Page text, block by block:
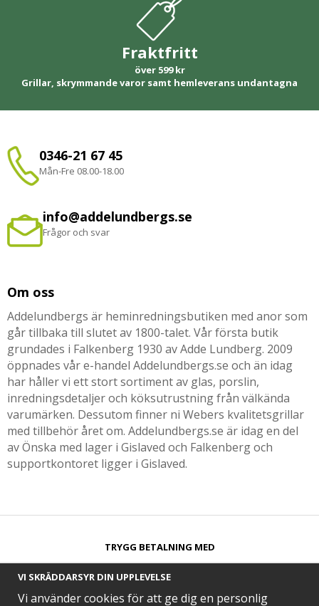
Fraktfritt
över 599 kr
Grillar, skrymmande varor samt hemleverans undantagna
0346-21 67 45
Mån-Fre 08.00-18.00
info@addelundbergs.se
Frågor och svar
Om oss
Addelundbergs är heminredningsbutiken med anor som
går tillbaka till slutet av 1800-talet. Vår första butik
grundades i Falkenberg 1930 av Adde Lundberg. 2009
öppnades vår e-handel Addelundbergs.se och än idag
har håller vi ett stort sortiment av glas, porslin,
inredningsdetaljer och köksutrustning från välkända
varumärken. Dessutom finner ni Webers kvalitetsgrillar
med tillbehör året om. Addelundbergs.se är idag en del
av Önska med lager i Gislaved och Falkenberg och
supportkontoret ligger i Gislaved.
TRYGG BETALNING MED​
VI SKRÄDDARSYR DIN UPPLEVELSE
Vi använder cookies för att ge dig en personlig